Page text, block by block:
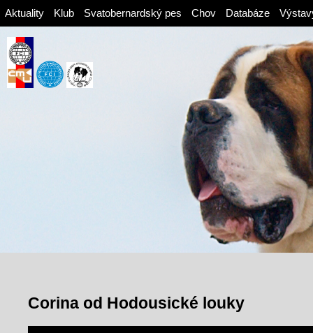
Aktuality Klub Svatobernardský pes Chov Databáze
Corina od Hodousické louky